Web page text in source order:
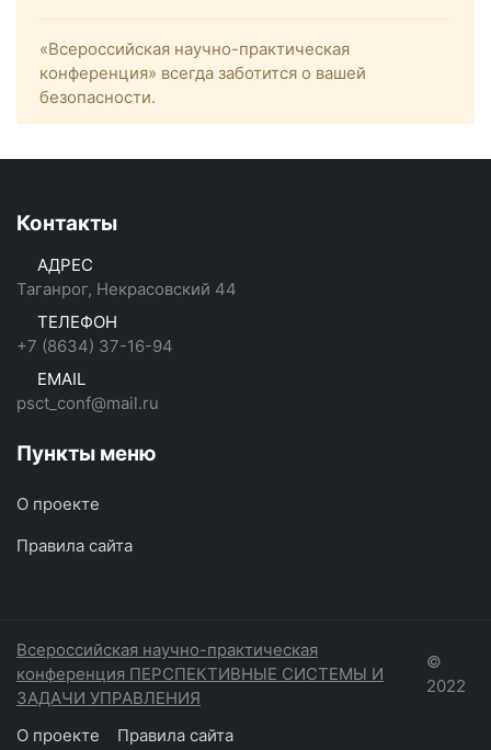
«Всероссийская научно-практическая
конференция» всегда заботится о вашей
безопасности.
Контакты
АДРЕС
Таганрог, Некрасовский 44
ТЕЛЕФОН
+7 (8634) 37-16-94
EMAIL
psct_conf@mail.ru
Пункты меню
О проекте
Правила сайта
Всероссийская научно-практическая
конференция ПЕРСПЕКТИВНЫЕ СИСТЕМЫ И
ЗАДАЧИ УПРАВЛЕНИЯ
©
2022
О проекте Правила сайта